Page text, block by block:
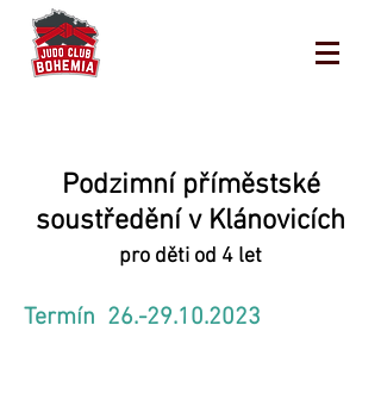
Podzimní příměstské
soustředění v Klánovicích
pro děti od 4 let
Termín 26.-29.10.2023